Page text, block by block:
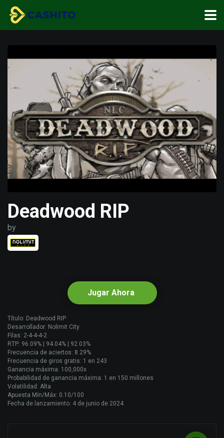
Deadwood RIP
by
Jugar Ahora
Título: Deadwood RIP
Desarrollador: Nolimit City
Filas: 2-4-4-4-2
RTP: 96.09% | 94.04% | 92.03%
Frecuencia de aciertos: 8.29%
Frecuencia de giros gratis: 1 en 243
Ganancia máxima: 100,000x
Probabilidad de ganancia máxima: 1 en 150 millones
Volatilidad: Alta
Apuesta Mín/Máx: 0.10/100
Fecha de lanzamiento: 4 de junio de 2024